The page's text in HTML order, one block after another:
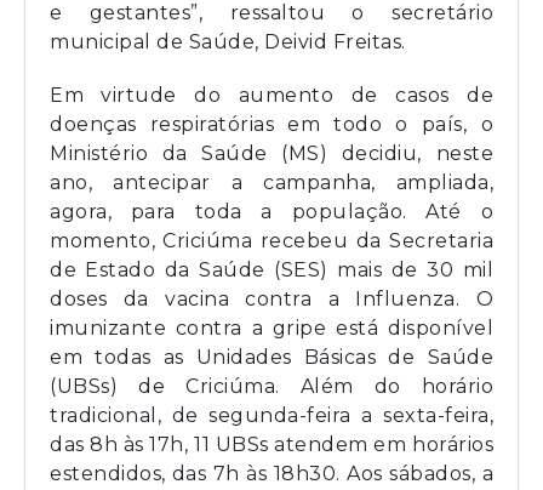
e gestantes”, ressaltou o secretário
municipal de Saúde, Deivid Freitas.
Em virtude do aumento de casos de
doenças respiratórias em todo o país, o
Ministério da Saúde (MS) decidiu, neste
ano, antecipar a campanha, ampliada,
agora, para toda a população. Até o
momento, Criciúma recebeu da Secretaria
de Estado da Saúde (SES) mais de 30 mil
doses da vacina contra a Influenza. O
imunizante contra a gripe está disponível
em todas as Unidades Básicas de Saúde
(UBSs) de Criciúma. Além do horário
tradicional, de segunda-feira a sexta-feira,
das 8h às 17h, 11 UBSs atendem em horários
estendidos, das 7h às 18h30. Aos sábados, a